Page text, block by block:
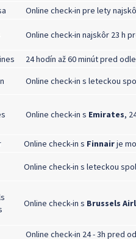
Online check-in pre lety
Online check-in najskôr 23 h
24 hodín až 60 minút pred
Online check-in s leteckou
Online check-in s Emirates,
Online check-in s Finnairje
Online check-in s leteckou
Online check-in s Brussels
Online check-in 24 - 3h pred